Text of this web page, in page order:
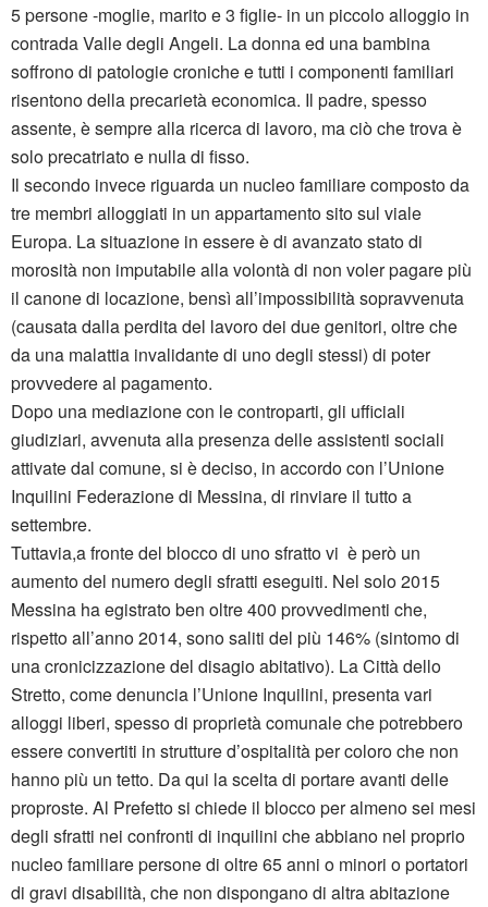
5 persone -moglie, marito e 3 figlie- in un piccolo alloggio in
contrada Valle degli Angeli. La donna ed una bambina
soffrono di patologie croniche e tutti i componenti familiari
risentono della precarietà economica. Il padre, spesso
assente, è sempre alla ricerca di lavoro, ma ciò che trova è
solo precatriato e nulla di fisso.
Il secondo invece riguarda un nucleo familiare composto da
tre membri alloggiati in un appartamento sito sul viale
Europa. La situazione in essere è di avanzato stato di
morosità non imputabile alla volontà di non voler pagare più
il canone di locazione, bensì all’impossibilità sopravvenuta
(causata dalla perdita del lavoro dei due genitori, oltre che
da una malattia invalidante di uno degli stessi) di poter
provvedere al pagamento.
Dopo una mediazione con le controparti, gli ufficiali
giudiziari, avvenuta alla presenza delle assistenti sociali
attivate dal comune, si è deciso, in accordo con l’Unione
Inquilini Federazione di Messina, di rinviare il tutto a
settembre.
Tuttavia,a fronte del blocco di uno sfratto vi è però un
aumento del numero degli sfratti eseguiti. Nel solo 2015
Messina ha egistrato ben oltre 400 provvedimenti che,
rispetto all’anno 2014, sono saliti del più 146% (sintomo di
una cronicizzazione del disagio abitativo). La Città dello
Stretto, come denuncia l’Unione Inquilini, presenta vari
alloggi liberi, spesso di proprietà comunale che potrebbero
essere convertiti in strutture d’ospitalità per coloro che non
hanno più un tetto. Da qui la scelta di portare avanti delle
proproste. Al Prefetto si chiede il blocco per almeno sei mesi
degli sfratti nei confronti di inquilini che abbiano nel proprio
nucleo familiare persone di oltre 65 anni o minori o portatori
di gravi disabilità, che non dispongano di altra abitazione